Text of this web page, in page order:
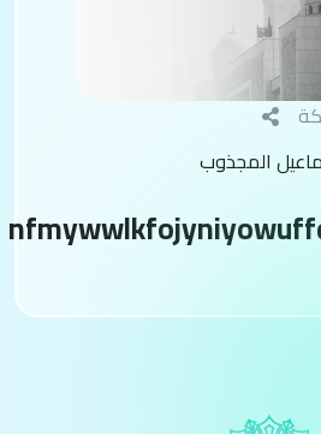
المجذوب